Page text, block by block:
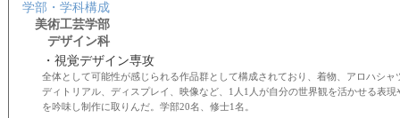
学部・学科構成
美術工芸学部
デザイン科
・視覚デザイン専攻
全体として可能性が感じられる作品群として構成されており、着物、アロハシャ
ディトリアル、ディスプレイ、映像など、1人1人が自分の世界観を活かせる表現
を吟味し制作に取りんだ。学部20名、修士1名。